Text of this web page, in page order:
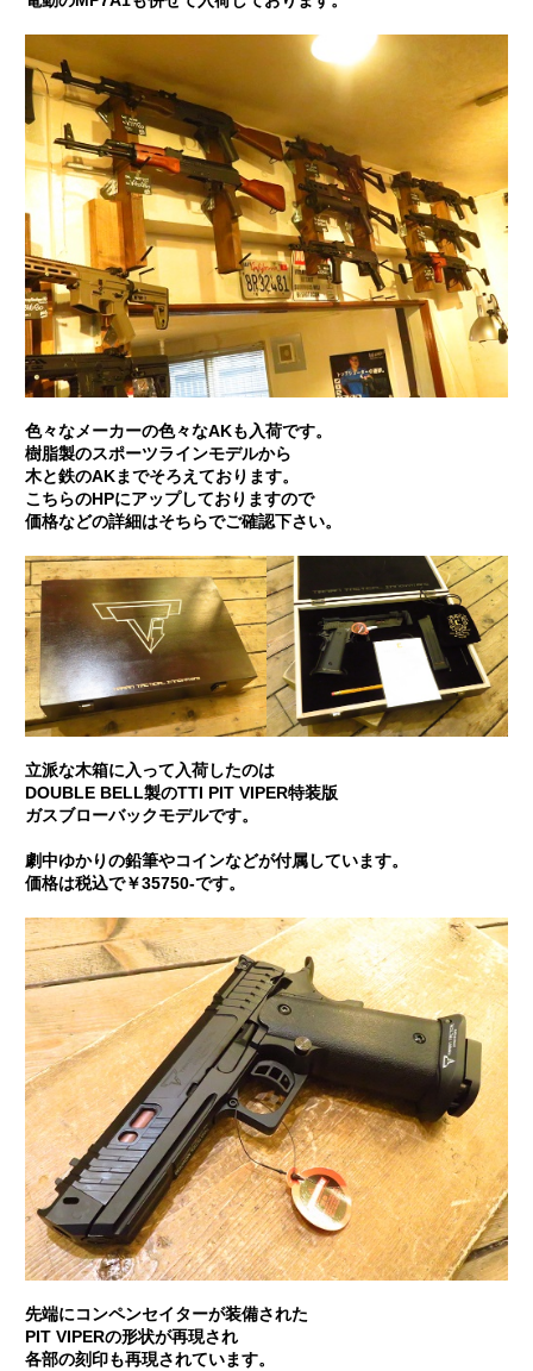
色々なメーカーの色々なAKも入荷です。
樹脂製のスポーツラインモデルから
木と鉄のAKまでそろえております。
こちらのHPにアップしておりますので
価格などの詳細はそちらでご確認下さい。
立派な木箱に入って入荷したのは
DOUBLE BELL製のTTI PIT VIPER特装版
ガスブローバックモデルです。
劇中ゆかりの鉛筆やコインなどが付属しています。
価格は税込で￥35750-です。
先端にコンペンセイターが装備された
PIT VIPERの形状が再現され
各部の刻印も再現されています。